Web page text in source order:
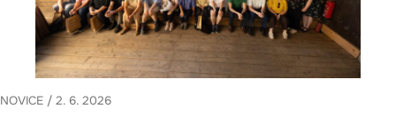
NOVICE / 2. 6. 2026